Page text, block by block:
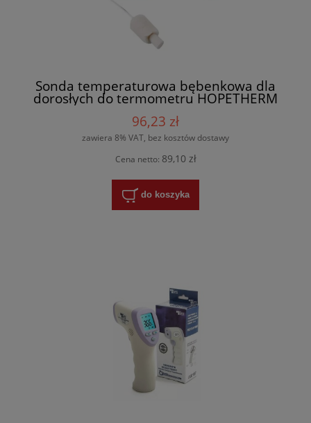
Sonda temperaturowa bębenkowa dla
dorosłych do termometru HOPETHERM
96,23 zł
zawiera 8% VAT, bez kosztów dostawy
Cena netto: 89,10 zł
do koszyka